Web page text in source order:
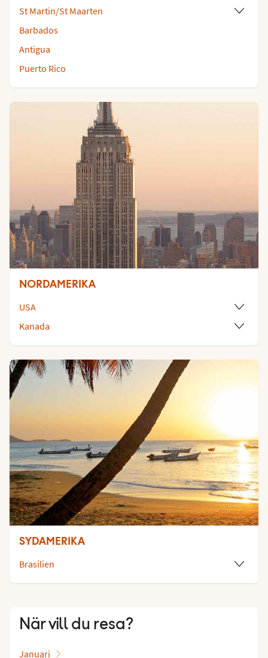
St Martin/St Maarten
Barbados
Antigua
Puerto Rico
NORDAMERIKA
USA
Kanada
SYDAMERIKA
Brasilien
När vill du resa?
Januari